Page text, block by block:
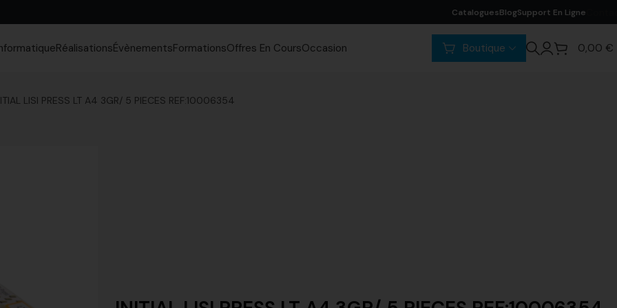
CataloguesBlogSupport En Ligne
RéalisationsÉvènementsFormationsOffres En CoursOccasion Boutique 0,00 €
LISI PRESS LT A4 3GR/ 5 PIECES REF:10006354